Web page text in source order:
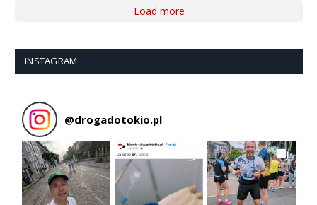
Load more
INSTAGRAM
@drogadotokio.pl